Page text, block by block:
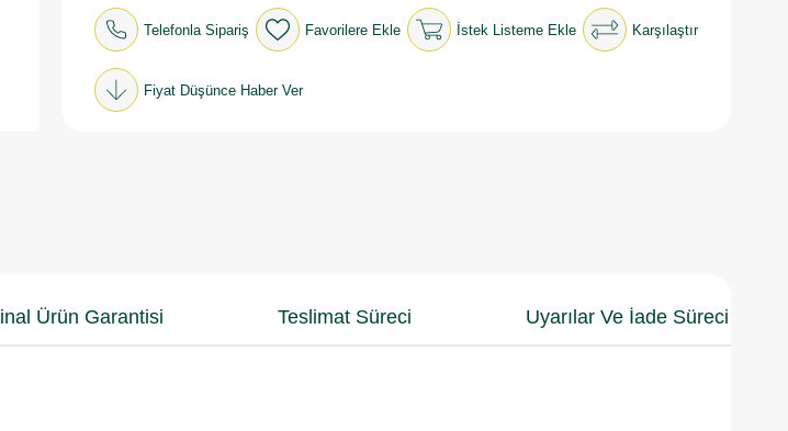
Telefonla Sipariş Favorilere Ekle İstek Listeme Ekle Karşılaştır
Fiyat Düşünce Haber Ver
Ürün Garantisi Teslimat Süreci Uyarılar Ve İade Süreci